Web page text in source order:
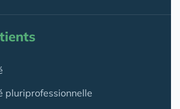
pluriprofessionnelle